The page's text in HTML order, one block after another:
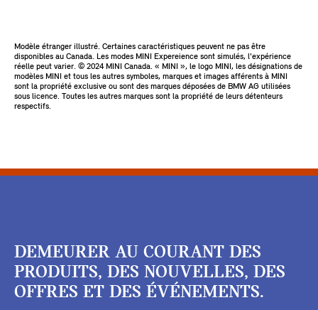
Modèle étranger illustré. Certaines caractéristiques peuvent ne pas être
disponibles au Canada. Les modes MINI Expereience sont simulés, l'expérience
réelle peut varier. ©️ 2024 MINI Canada. « MINI », le logo MINI, les désignations de
modèles MINI et tous les autres symboles, marques et images afférents à MINI
sont la propriété exclusive ou sont des marques déposées de BMW AG utilisées
sous licence. Toutes les autres marques sont la propriété de leurs détenteurs
respectifs.
DEMEURER AU COURANT DES
PRODUITS, DES NOUVELLES, DES
OFFRES ET DES ÉVÉNEMENTS.